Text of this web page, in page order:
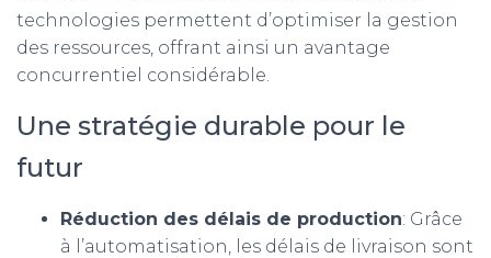
technologies permettent d’optimiser la gestion
des ressources, offrant ainsi un avantage
concurrentiel considérable.
Une stratégie durable pour le
futur
Réduction des délais de production: Grâce
à l’automatisation, les délais de livraison sont